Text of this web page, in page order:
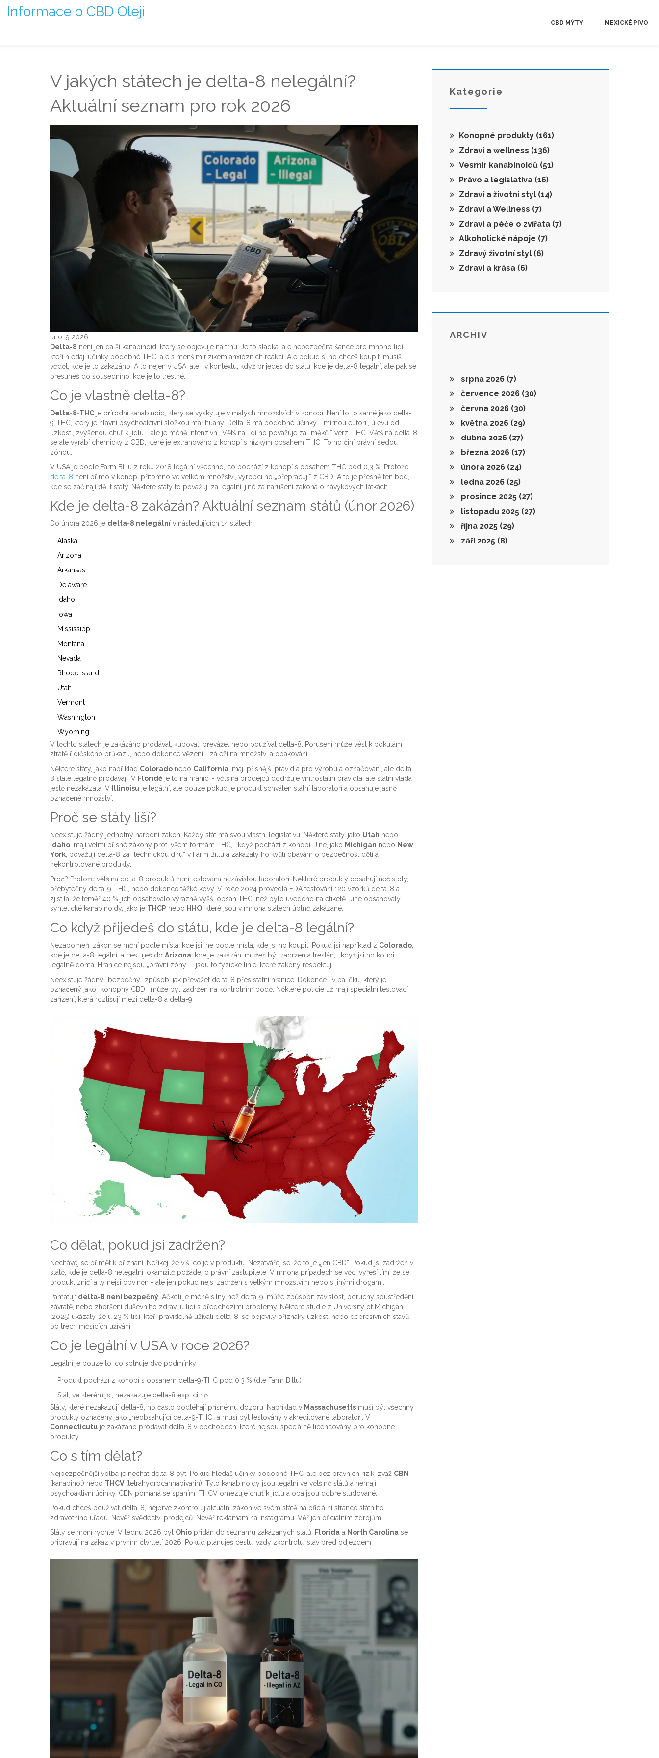
Informace o CBD Oleji
CBD MÝTY MEXICKÉ PIVO
V jakých státech je delta-8 nelegální?
Aktuální seznam pro rok 2026
úno, 9 2026
Delta-8 není jen další kanabinoid, který se objevuje na trhu. Je to sladká, ale nebezpečná šance pro mnoho lidí,
kteří hledají účinky podobné THC, ale s menším rizikem anxiózních reakcí. Ale pokud si ho chceš koupit, musíš
vědět, kde je to zakázáno. A to nejen v USA, ale i v kontextu, když přijedeš do státu, kde je delta-8 legální, ale pak se
přesuneš do sousedního, kde je to trestné.
Co je vlastně delta-8?
Delta-8-THC je přírodní kanabinoid, který se vyskytuje v malých množstvích v konopí. Není to to samé jako delta-
9-THC, který je hlavní psychoaktivní složkou marihuany. Delta-8 má podobné účinky - mírnou euforii, úlevu od
úzkosti, zvýšenou chuť k jídlu - ale je méně intenzivní. Většina lidí ho považuje za „měkčí“ verzi THC. Většina delta-8
se ale vyrábí chemicky z CBD, které je extrahováno z konopí s nízkým obsahem THC. To ho činí právní šedou
zónou.
V USA je podle Farm Billu z roku 2018 legální všechno, co pochází z konopí s obsahem THC pod 0,3 %. Protože
delta-8 není přímo v konopí přítomno ve velkém množství, výrobci ho „přepracují“ z CBD. A to je přesně ten bod,
kde se začínají dělit státy. Některé státy to považují za legální, jiné za narušení zákona o návykových látkách.
Kde je delta-8 zakázán? Aktuální seznam států (únor 2026)
Do února 2026 je delta-8 nelegální v následujících 14 státech:
Alaska
Arizona
Arkansas
Delaware
Idaho
Iowa
Mississippi
Montana
Nevada
Rhode Island
Utah
Vermont
Washington
Wyoming
V těchto státech je zakázáno prodávat, kupovat, převážet nebo používat delta-8. Porušení může vést k pokutám,
ztrátě řidičského průkazu, nebo dokonce vězení - záleží na množství a opakování.
Některé státy, jako například Colorado nebo California , mají přísnější pravidla pro výrobu a označování, ale delta-
8 stále legálně prodávají. V Floridě je to na hranici - většina prodejců dodržuje vnitrostátní pravidla, ale státní vláda
ještě nezakázala. V
Illinoisu je legální, ale pouze pokud je produkt schválen státní laboratoří a obsahuje jasně
označené množství.
Proč se státy liší?
Neexistuje žádný jednotný národní zákon. Každý stát má svou vlastní legislativu. Některé státy, jako Utah nebo
Idaho , mají velmi přísné zákony proti všem formám THC, i když pochází z konopí. Jiné, jako Michigan nebo New
York , považují delta-8 za „technickou díru“ v Farm Billu a zakázaly ho kvůli obavám o bezpečnost dětí a
nekontrolované produkty.
Proč? Protože většina delta-8 produktů není testována nezávislou laboratoří. Některé produkty obsahují nečistoty,
přebytečný delta-9-THC, nebo dokonce těžké kovy. V roce 2024 provedla FDA testování 120 vzorků delta-8 a
zjistila, že téměř 40 % jich obsahovalo výrazně vyšší obsah THC, než bylo uvedeno na etiketě. Jiné obsahovaly
syntetické kanabinoidy, jako je THCP nebo HHO , které jsou v mnoha státech úplně zakázané.
Co když přijedeš do státu, kde je delta-8 legální?
Nezapomeň: zákon se mění podle místa, kde jsi, ne podle místa, kde jsi ho koupil. Pokud jsi například z Colorado
kde je delta-8 legální, a cestuješ do Arizona , kde je zakázán, můžeš být zadržen a trestán, i když jsi ho koupil
legálně doma. Hranice nejsou „právní zóny“ - jsou to fyzické linie, které zákony respektují.
Neexistuje žádný „bezpečný“ způsob, jak převážet delta-8 přes státní hranice. Dokonce i v balíčku, který je
označený jako „konopný CBD“, může být zadržen na kontrolním bodě. Některé policie už mají speciální testovací
zařízení, která rozlišují mezi delta-8 a delta-9.
Co dělat, pokud jsi zadržen?
Nechávej se přimět k přiznání. Neříkej, že víš, co je v produktu. Nezatvářej se, že to je „jen CBD“. Pokud jsi zadržen v
státě, kde je delta-8 nelegální, okamžitě požádej o právní zastupitele. V mnoha případech se věci vyřeší tím, že se
produkt zničí a ty nejsi obviněn - ale jen pokud nejsi zadržen s velkým množstvím nebo s jinými drogami.
Pamatuj: delta-8 není bezpečný . Ačkoli je méně silný než delta-9, může způsobit závislost, poruchy soustředění,
závratě, nebo zhoršení duševního zdraví u lidí s předchozími problémy. Některé studie z University of Michigan
(2025) ukázaly, že u 23 % lidí, kteří pravidelně užívali delta-8, se objevily příznaky úzkosti nebo depresivních stavů
po třech měsících užívání.
Co je legální v USA v roce 2026?
Legální je pouze to, co splňuje dvě podmínky:
Produkt pochází z konopí s obsahem delta-9-THC pod 0,3 % (dle Farm Billu)
Stát, ve kterém jsi, nezakazuje delta-8 explicitně
Státy, které nezakazují delta-8, ho často podléhají přísnému dozoru. Například v Massachusetts musí být všechny
produkty označeny jako „neobsahující delta-9-THC“ a musí být testovány v akreditované laboratoři. V
Connecticutu je zakázáno prodávat delta-8 v obchodech, které nejsou speciálně licencovány pro konopné
produkty.
Co s tím dělat?
Nejbezpečnější volba je nechat delta-8 být. Pokud hledáš účinky podobné THC, ale bez právních rizik, zvaž CBN
(kanabinol) nebo THCV(tetrahydrocannabivarin). Tyto kanabinoidy jsou legální ve většině států a nemají
psychoaktivní účinky. CBN pomáhá se spaním, THCV omezuje chuť k jídlu a oba jsou dobře studované.
Pokud chceš používat delta-8, nejprve zkontroluj aktuální zákon ve svém státě na oficiální stránce státního
zdravotního úřadu. Nevěř svědectví prodejců. Nevěř reklamám na Instagramu. Věř jen oficiálním zdrojům.
Státy se mění rychle. V lednu 2026 byl Ohio přidán do seznamu zakázaných států. Florida a North Carolina se
připravují na zákaz v prvním čtvrtletí 2026. Pokud plánuješ cestu, vždy zkontroluj stav před odjezdem.
Kategorie
Konopné produkty (161)
Zdraví a wellness (136)
Vesmír kanabinoidů (51)
Právo a legislativa (16)
Zdraví a životní styl (14)
Zdraví a Wellness (7)
Zdraví a péče o zvířata (7)
Alkoholické nápoje (7)
Zdravý životní styl (6)
Zdraví a krása (6)
ARCHIV
srpna 2026 (7)
července 2026 (30)
června 2026 (30)
května 2026 (29)
dubna 2026 (27)
března 2026 (17)
února 2026 (24)
ledna 2026 (25)
prosince 2025 (27)
listopadu 2025 (27)
října 2025 (29)
září 2025 (8)